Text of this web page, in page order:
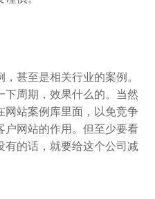
甚至是相关行业的案例。
下周期，效果什么的。当然
网站案例库里面，以免竞争
户网站的作用。但至少要看
有的话，就要给这个公司减